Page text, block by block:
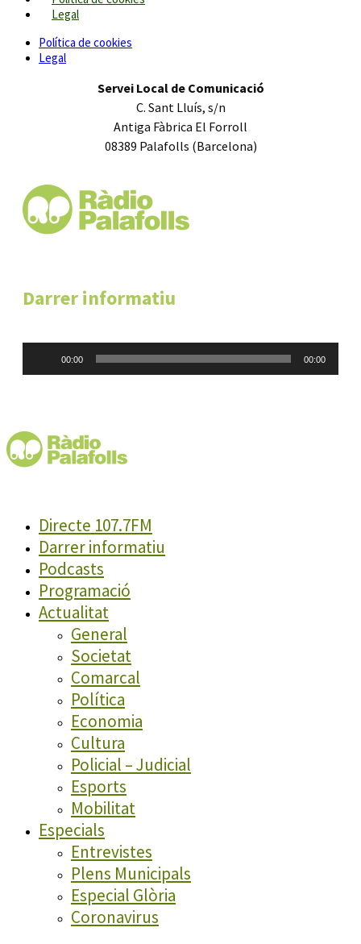
Legal
Política de cookies
Legal
Servei Local de Comunicació
C. Sant Lluís, s/n
Antiga Fàbrica El Forroll
08389 Palafolls (Barcelona)
Darrer informatiu
00:00 00:00
Directe 107.7FM
Darrer informatiu
Podcasts
Programació
Actualitat
General
Societat
Comarcal
Política
Economia
Cultura
Policial – Judicial
Esports
Mobilitat
Especials
Entrevistes
Plens Municipals
Especial Glòria
Coronavirus